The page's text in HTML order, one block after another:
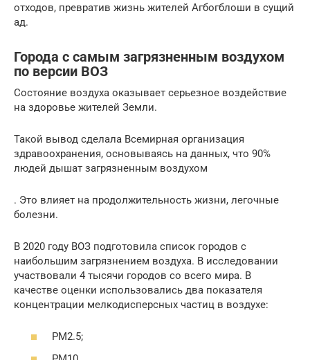
отходов, превратив жизнь жителей Агбогблоши в сущий
ад.
Города с самым загрязненным воздухом
по версии ВОЗ
Состояние воздуха оказывает серьезное воздействие
на здоровье жителей Земли.
Такой вывод сделала Всемирная организация
здравоохранения, основываясь на данных, что 90%
людей дышат загрязненным воздухом
. Это влияет на продолжительность жизни, легочные
болезни.
В 2020 году ВОЗ подготовила список городов с
наибольшим загрязнением воздуха. В исследовании
участвовали 4 тысячи городов со всего мира. В
качестве оценки использовались два показателя
концентрации мелкодисперсных частиц в воздухе:
РМ2.5;